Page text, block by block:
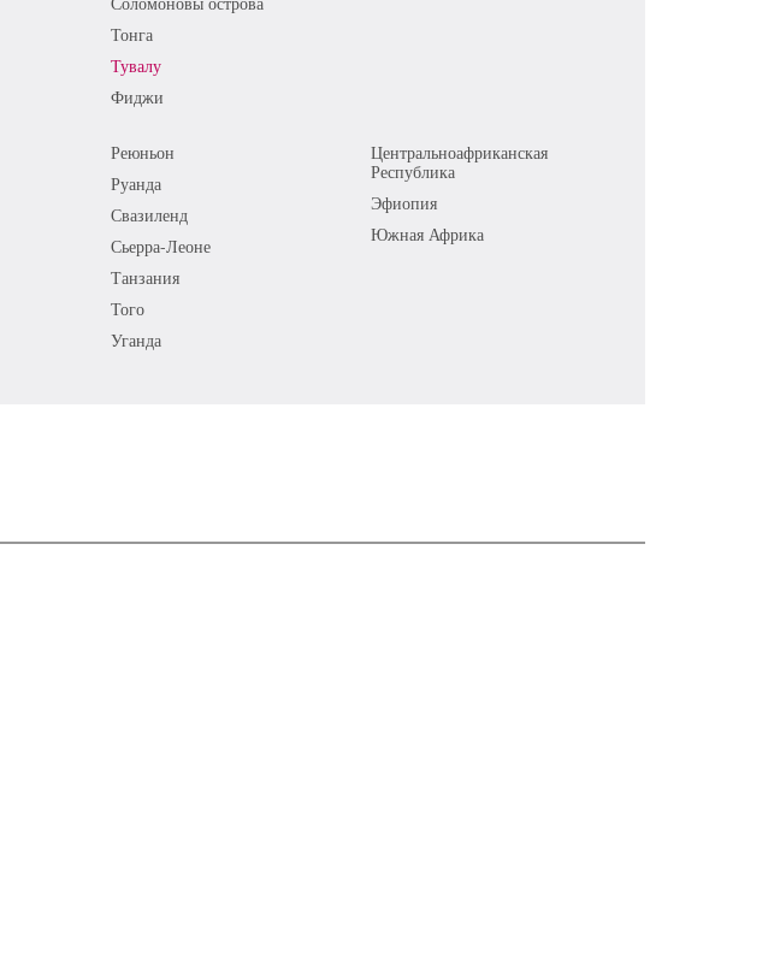
Тонга
Тувалу
Фиджи
Реюньон
Руанда
Свазиленд
Сьерра-Леоне
Танзания
Того
Уганда
Центральноафриканская
Республика
Эфиопия
Южная Африка